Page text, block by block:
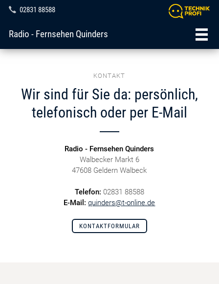
02831 88588
Radio - Fernsehen Quinders
KONTAKT
Wir sind für Sie da: persönlich,
telefonisch oder per E-Mail
Radio - Fernsehen Quinders
Walbecker Markt 6
47608 Geldern Walbeck
Telefon: 02831 88588
E-Mail: quinders@t-online.de
KONTAKTFORMULAR